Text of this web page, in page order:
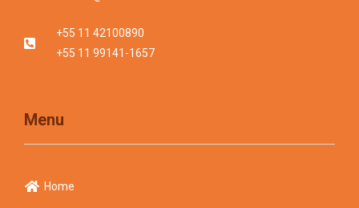
+55 11 42100890
+55 11 99141-1657
Menu
Home